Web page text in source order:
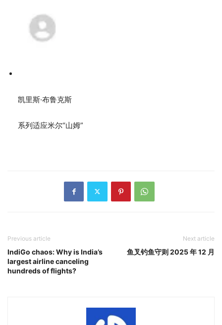
凯里斯·布鲁克斯
系列适​​应米尔“山姆”
Previous article
IndiGo chaos: Why is India’s
largest airline canceling
hundreds of flights?
Next article
鱼叉钓鱼守则 2025 年 12 月